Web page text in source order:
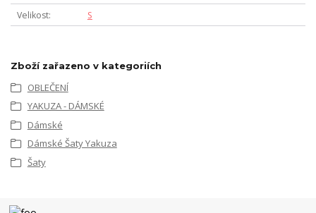
Velikost
S
Zboží zařazeno v kategoriích
OBLEČENÍ
YAKUZA - DÁMSKÉ
Dámské
Dámské Šaty Yakuza
Šaty